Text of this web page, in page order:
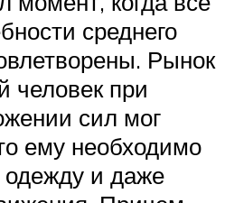
среднего
Рынок
при
сил мог
ему необходимо
и даже